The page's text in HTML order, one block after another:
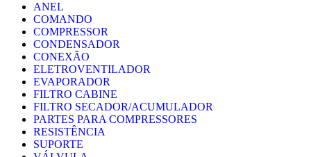
ANEL
COMANDO
COMPRESSOR
CONDENSADOR
CONEXÃO
ELETROVENTILADOR
EVAPORADOR
FILTRO CABINE
FILTRO SECADOR/ACUMULADOR
PARTES PARA COMPRESSORES
RESISTÊNCIA
SUPORTE